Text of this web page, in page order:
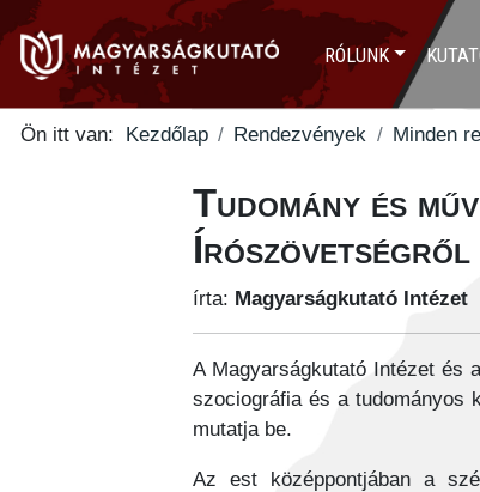
RÓLUNK
Ön itt van:
Kezdőlap Rendezvények Minden
Tudomány és
Írószövetségről
írta: Magyarságkutató Intézet
A Magyarságkutató Intézet és
szociográfia és a tudományos
mutatja be.
Az est középpontjában a